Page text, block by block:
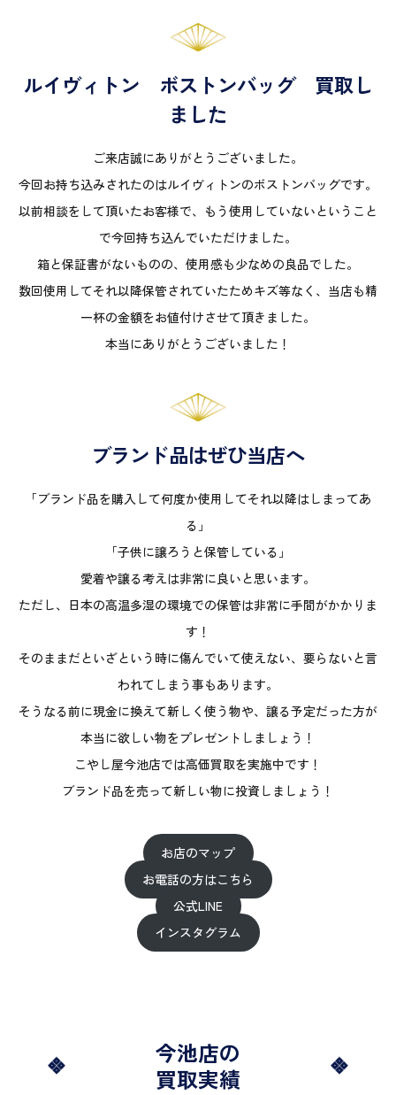
ルイヴィトン ボストンバッグ 買取し
ました
ご来店誠にありがとうございました。
今回お持ち込みされたのはルイヴィトンのボストンバッグです。
以前相談をして頂いたお客様で、もう使用していないということ
で今回持ち込んでいただけました。
箱と保証書がないものの、使用感も少なめの良品でした。
数回使用してそれ以降保管されていたためキズ等なく、当店も精
一杯の金額をお値付けさせて頂きました。
本当にありがとうございました！
ブランド品はぜひ当店へ
「ブランド品を購入して何度か使用してそれ以降はしまってあ
る」
「子供に譲ろうと保管している」
愛着や譲る考えは非常に良いと思います。
ただし、日本の高温多湿の環境での保管は非常に手間がかかりま
す！
そのままだといざという時に傷んでいて使えない、要らないと言
われてしまう事もあります。
そうなる前に現金に換えて新しく使う物や、譲る予定だった方が
本当に欲しい物をプレゼントしましょう！
こやし屋今池店では高価買取を実施中です！
ブランド品を売って新しい物に投資しましょう！
お店のマップ
お電話の方はこちら
公式LINE
インスタグラム
今池店の
買取実績